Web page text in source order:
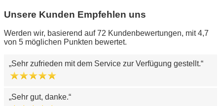
Unsere Kunden Empfehlen uns
Werden wir, basierend auf 72 Kundenbewertungen, mit 4,7
von 5 möglichen Punkten bewertet.
Sehr zufrieden mit dem Service zur Verfügung gestellt.
Sehr gut, danke.